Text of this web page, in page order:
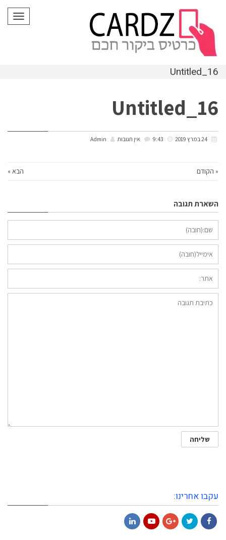
תפריט
Untitled_16
Untitled_16
אין תגובות Admin
« הקודם הבא »
השארת תגובה
עקבו אחרינו: